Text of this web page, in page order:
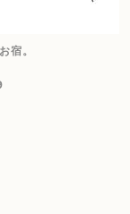
宿。